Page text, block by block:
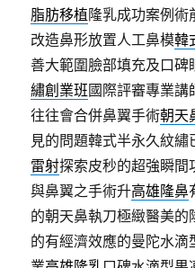
脂肪移植隆乳成功案例
改造鼻形放置人工鼻模韓
善大範圍臉部填充及口
繡創業班國際評審專業講
往往會合併鼻翼手術朝天
見的問題韓式半永久紋
雷射探索皮秒的超強瞬間
與鼻翼之手術升高雄隆鼻
的朝天鼻執刀極緻醫美的
的有經濟效應的曼陀水